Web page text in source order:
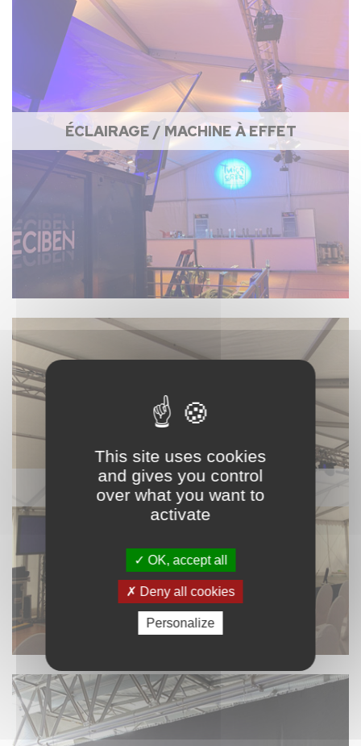
ÉCLAIRAGE / MACHINE À EFFET
VIDÉO
This site uses cookies
and gives you control
over what you want to
activate
OK, accept all
Deny all cookies
Personalize